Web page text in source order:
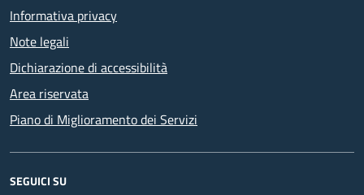
Informativa privacy
Note legali
Dichiarazione di accessibilità
Area riservata
Piano di Miglioramento dei Servizi
SEGUICI SU